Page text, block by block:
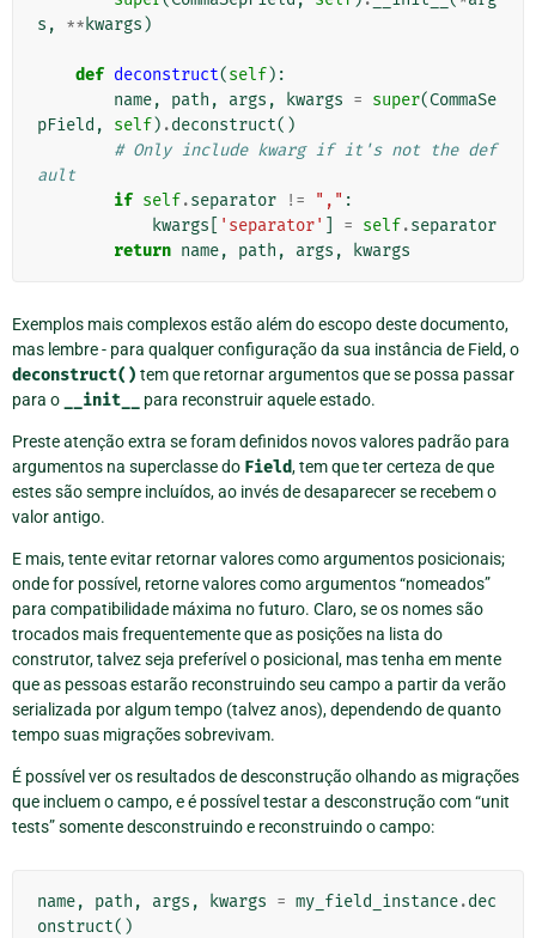
s , **kwargs )
def deconstruct(self):
name, path , args , kwargs = super(CommaSe
pField , self) .deconstruct()
# Only include kwarg if it's not the def
ault
if self.separator != "," :
kwargs
'separator' = self.separator
return name, path , args , kwargs
Exemplos mais complexos estão além do escopo deste documento,
mas lembre - para qualquer configuração da sua instância de Field, o
deconstruct() tem que retornar argumentos que se possa passar
para o
__init__ para reconstruir aquele estado.
Preste atenção extra se foram definidos novos valores padrão para
argumentos na superclasse do Field, tem que ter certeza de que
estes são sempre incluídos, ao invés de desaparecer se recebem o
valor antigo.
E mais, tente evitar retornar valores como argumentos posicionais;
onde for possível, retorne valores como argumentos “nomeados”
para compatibilidade máxima no futuro. Claro, se os nomes são
trocados mais frequentemente que as posições na lista do
construtor, talvez seja preferível o posicional, mas tenha em mente
que as pessoas estarão reconstruindo seu campo a partir da verão
serializada por algum tempo (talvez anos), dependendo de quanto
tempo suas migrações sobrevivam.
É possível ver os resultados de desconstrução olhando as migrações
que incluem o campo, e é possível testar a desconstrução com “unit
tests” somente desconstruindo e reconstruindo o campo:
name, path , args , kwargs = my_field_instance.dec
onstruct()